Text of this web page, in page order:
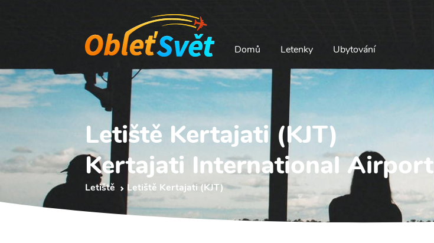
Domů Letenky Ubytování
Letiště Kertajati (KJT)
Kertajati International Airport
Letiště Letiště Kertajati (KJT)